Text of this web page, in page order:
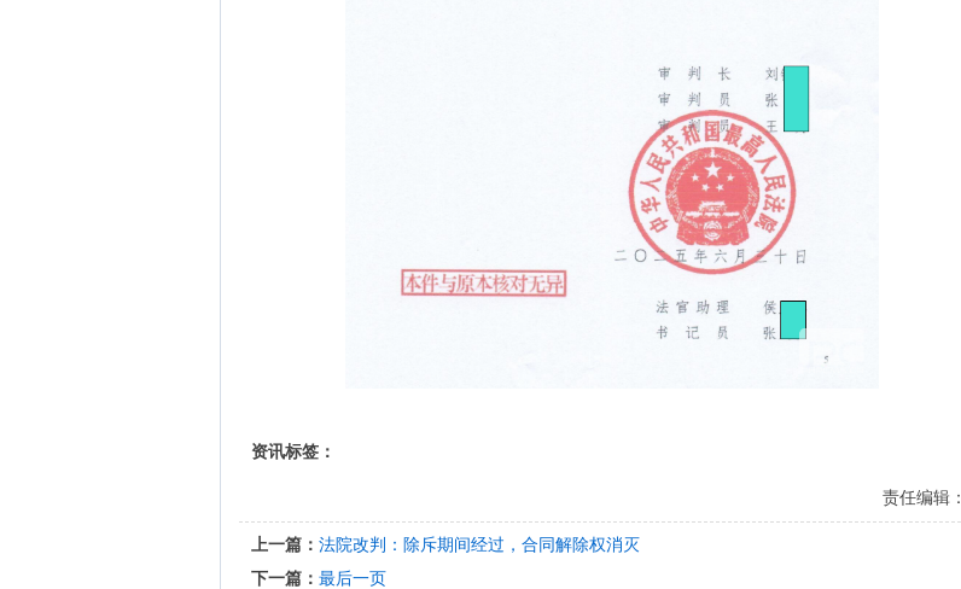
资讯标签：
责任编辑：
上一篇： 法院改判：除斥期间经过，合同解除权消灭
下一篇： 最后一页